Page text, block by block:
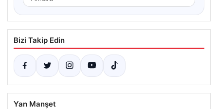
Bizi Takip Edin
Yan Manşet